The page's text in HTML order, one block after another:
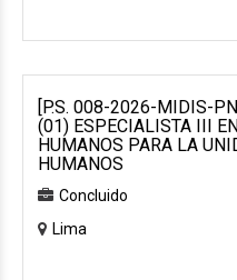
[P.S. 008-2026-MIDIS-
(01) ESPECIALISTA III
HUMANOS PARA LA
HUMANOS
Concluido
Lima